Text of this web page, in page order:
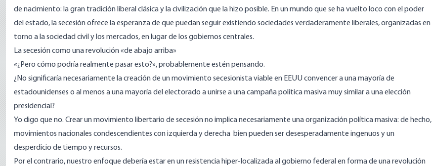
de nacimiento: la gran tradición liberal clásica y la civilización que la hizo posible. En un mundo que se ha vuelto loco con el poder
del estado, la secesión ofrece la esperanza de que puedan seguir existiendo sociedades verdaderamente liberales, organizadas en
torno a la sociedad civil y los mercados, en lugar de los gobiernos centrales.
La secesión como una revolución «de abajo arriba»
«¿Pero cómo podría realmente pasar esto?», probablemente estén pensando.
¿No significaría necesariamente la creación de un movimiento secesionista viable en EEUU convencer a una mayoría de
estadounidenses o al menos a una mayoría del electorado a unirse a una campaña política masiva muy similar a una elección
presidencial?
Yo digo que no. Crear un movimiento libertario de secesión no implica necesariamente una organización política masiva: de hecho,
movimientos nacionales condescendientes con izquierda y derecha bien pueden ser desesperadamente ingenuos y un
desperdicio de tiempo y recursos.
Por el contrario, nuestro enfoque debería estar en un resistencia hiper-localizada al gobierno federal en forma de una revolución